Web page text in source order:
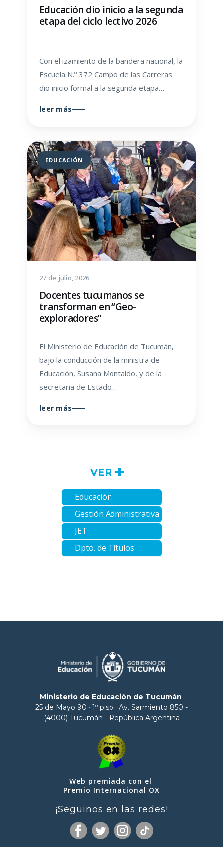
Educación dio inicio a la segunda
etapa del ciclo lectivo 2026
Con el izamiento de la bandera nacional, la
Escuela N.º 372 Campo de las Carreras
dio inicio formal a la segunda etapa…
leer más
EDUCACIÓN
27 de julio, 2026
Docentes tucumanos se
transforman en “Geo-
exploradores”
El Ministerio de Educación de Tucumán,
bajo la conducción de la ministra de
Educación, Susana Montaldo, y de la
secretaria de Estado…
leer más
+
VER
Educación
Gestión Administrativa
JET
Dpto. de Títulos
Ministerio de Educación de Tucumán
25 de Mayo 90 · 1º piso · Av. Sarmiento 850 -
(4000) Tucumán - República Argentina
Web premiada con el
Premio Internacional OX
¡Seguinos en las redes!